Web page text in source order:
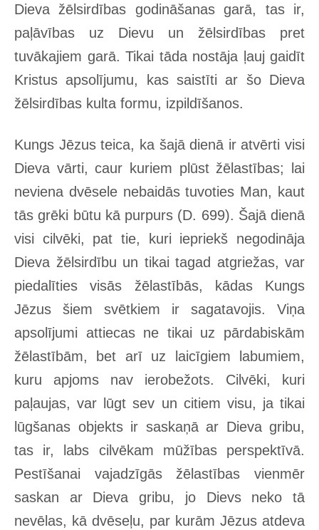
Dieva žēlsirdības godināšanas garā, tas ir,
paļāvības uz Dievu un žēlsirdības pret
tuvākajiem garā. Tikai tāda nostāja ļauj gaidīt
Kristus apsolījumu, kas saistīti ar šo Dieva
žēlsirdības kulta formu, izpildīšanos.
Kungs Jēzus teica, ka šajā dienā ir atvērti visi
Dieva vārti, caur kuriem plūst žēlastības; lai
neviena dvēsele nebaidās tuvoties Man, kaut
tās grēki būtu kā purpurs (D. 699). Šajā dienā
visi cilvēki, pat tie, kuri iepriekš negodināja
Dieva žēlsirdību un tikai tagad atgriežas, var
piedalīties visās žēlastībās, kādas Kungs
Jēzus šiem svētkiem ir sagatavojis. Viņa
apsolījumi attiecas ne tikai uz pārdabiskām
žēlastībām, bet arī uz laicīgiem labumiem,
kuru apjoms nav ierobežots. Cilvēki, kuri
paļaujas, var lūgt sev un citiem visu, ja tikai
lūgšanas objekts ir saskaņā ar Dieva gribu,
tas ir, labs cilvēkam mūžības perspektīvā.
Pestīšanai vajadzīgās žēlastības vienmēr
saskan ar Dieva gribu, jo Dievs neko tā
nevēlas, kā dvēseļu, par kurām Jēzus atdeva